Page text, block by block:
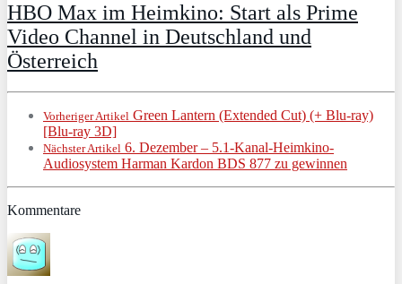
HBO Max im Heimkino: Start als Prime
Video Channel in Deutschland und
Österreich
Vorheriger Artikel Green Lantern (Extended Cut) (+ Blu-ray)
[Blu-ray 3D]
Nächster Artikel 6. Dezember – 5.1-Kanal-Heimkino-
Audiosystem Harman Kardon BDS 877 zu gewinnen
Kommentare